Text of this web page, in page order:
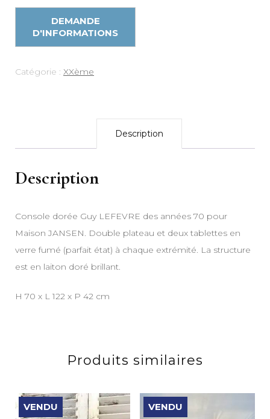
Catégorie : XXème
Description
Description
Console dorée Guy LEFEVRE des années 70 pour
Maison JANSEN. Double plateau et deux tablettes en
verre fumé (parfait état) à chaque extrémité. La structure
est en laiton doré brillant.
H 70 x L 122 x P 42 cm
Produits similaires
VENDU VENDU